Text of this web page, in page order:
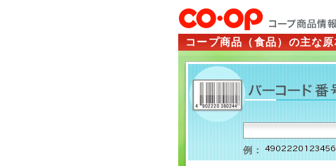
コープ商品（食品）の主な
例：